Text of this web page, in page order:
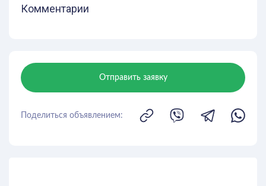
Комментарии
Отправить заявку
Поделиться объявлением: